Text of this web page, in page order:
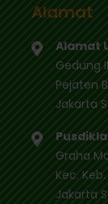
Alamat
Alamat
Gedung
Pejaten
Jakarta
Graha
Kec.
Jakarta